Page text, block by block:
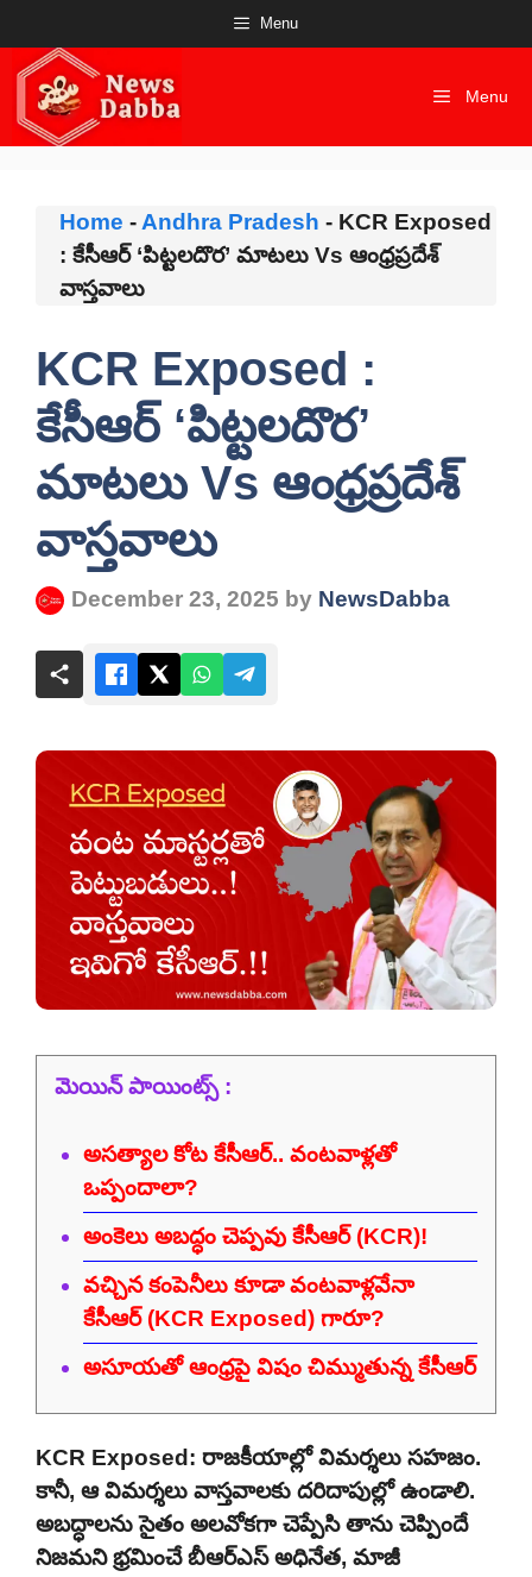
to
content
Menu
Menu
Home - Andhra Pradesh - KCR Exposed
: కేసీఆర్ ‘పిట్టలదొర’ మాటలు Vs ఆంధ్రప్రదేశ్
వాస్తవాలు
KCR Exposed :
కేసీఆర్ ‘పిట్టలదొర’
మాటలు Vs ఆంధ్రప్రదేశ్
వాస్తవాలు
December 23, 2025 by NewsDabba
మెయిన్ పాయింట్స్ :
అసత్యాల కోట కేసీఆర్.. వంటవాళ్లతో
ఒప్పందాలా?
అంకెలు అబద్ధం చెప్పవు కేసీఆర్ (KCR)!
వచ్చిన కంపెనీలు కూడా వంటవాళ్లవేనా
కేసీఆర్ (KCR Exposed) గారూ?
అసూయతో ఆంధ్రపై విషం చిమ్ముతున్న కేసీఆర్
KCR Exposed: రాజకీయాల్లో విమర్శలు సహజం.
కానీ, ఆ విమర్శలు వాస్తవాలకు దరిదాపుల్లో ఉండాలి.
అబద్ధాలను సైతం అలవోకగా చెప్పేసి తాను చెప్పిందే
నిజమని భ్రమించే బీఆర్ఎస్ అధినేత, మాజీ